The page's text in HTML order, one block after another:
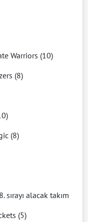
Warriors (10)
(8)
(8)
sırayı alacak takım
(5)